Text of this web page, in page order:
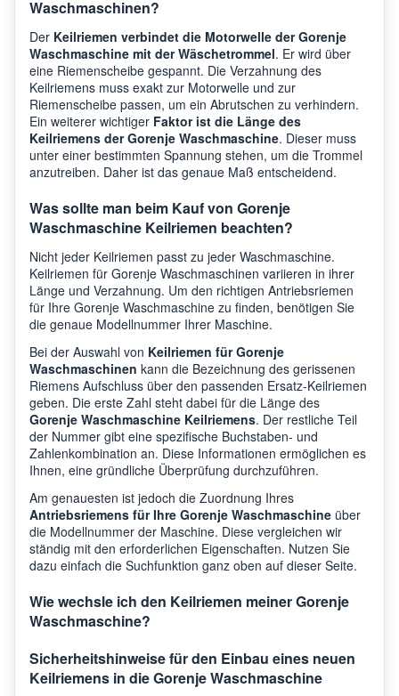
Waschmaschinen?
Der Keilriemen verbindet die Motorwelle der Gorenje
Waschmaschine mit der Wäschetrommel. Er wird über
eine Riemenscheibe gespannt. Die Verzahnung des
Keilriemens muss exakt zur Motorwelle und zur
Riemenscheibe passen, um ein Abrutschen zu verhindern.
Ein weiterer wichtiger Faktor ist die Länge des
Keilriemens der Gorenje Waschmaschine. Dieser muss
unter einer bestimmten Spannung stehen, um die Trommel
anzutreiben. Daher ist das genaue Maß entscheidend.
Was sollte man beim Kauf von Gorenje
Waschmaschine Keilriemen beachten?
Nicht jeder Keilriemen passt zu jeder Waschmaschine.
Keilriemen für Gorenje Waschmaschinen variieren in ihrer
Länge und Verzahnung. Um den richtigen Antriebsriemen
für Ihre Gorenje Waschmaschine zu finden, benötigen Sie
die genaue Modellnummer Ihrer Maschine.
Bei der Auswahl von Keilriemen für Gorenje
Waschmaschinen kann die Bezeichnung des gerissenen
Riemens Aufschluss über den passenden Ersatz-Keilriemen
geben. Die erste Zahl steht dabei für die Länge des
Gorenje Waschmaschine Keilriemens. Der restliche Teil
der Nummer gibt eine spezifische Buchstaben- und
Zahlenkombination an. Diese Informationen ermöglichen es
Ihnen, eine gründliche Überprüfung durchzuführen.
Am genauesten ist jedoch die Zuordnung Ihres
Antriebsriemens für Ihre Gorenje Waschmaschine über
die Modellnummer der Maschine. Diese vergleichen wir
ständig mit den erforderlichen Eigenschaften. Nutzen Sie
dazu einfach die Suchfunktion ganz oben auf dieser Seite.
Wie wechsle ich den Keilriemen meiner Gorenje
Waschmaschine?
Sicherheitshinweise für den Einbau eines neuen
Keilriemens in die Gorenje Waschmaschine